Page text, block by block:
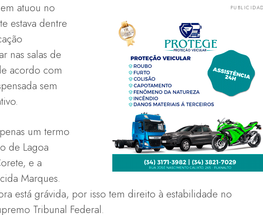
atuou no
estava dentre
nas salas de
acordo com
sem
um termo
de Lagoa
e a
Marques.
está grávida, por isso tem direito à estabilidade no
Tribunal Federal.